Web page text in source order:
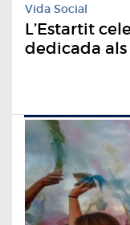
Vida Social
L’Estartit
dedicada